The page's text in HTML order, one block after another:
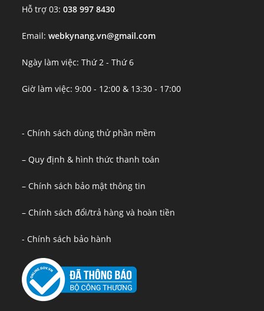
Hỗ trợ 03:038 997 8430
Email:webkynang.vn@gmail.com
Ngày làm việc: Thứ 2 - Thứ 6
Giờ làm việc: 9:00 - 12:00 & 13:30 - 17:00
- Chính sách dùng thử phần mềm
– Quy định & hình thức thanh toán
– Chính sách bảo mật thông tin
– Chính sách đổi/trả hàng và hoàn tiền
- Chính sách bảo hành